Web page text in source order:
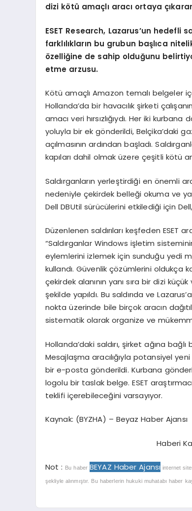
dizi kötü amaçlı aracı ortaya
ESET Research, Lazarus’un hedefli
farklılıkların bu grubun başlıca
özelliğine de sahip olduğunu
etme arzusu.
Kötü amaçlı Amazon temalı belgeler
Hollanda’da bir havacılık şirketi
amacı veri hırsızlığıydı. Her iki
yoluyla bir ek gönderildi, Belçika’daki
açılmasının ardından başladı.
kapıları dahil olmak üzere çeşitli kötü
Saldırganların yerleştirdiği en önemli
nedeniyle çekirdek belleği okuma ve
Dell DBUtil sürücülerini etkilediği için
Düzenlenen saldırıları keşfeden ESET
“Saldırganlar Windows işletim
eylemlerini izlemek için sunduğu yedi
kullandı. Güvenlik çözümlerini oldukça
çekirdek alanının yanı sıra bir dizi
şekilde yapıldı. Bu saldırıda ve
nokta üzerinde bile birçok aracın
sistematik olarak organize ve
Hollanda’daki saldırı, şirket ağına
Mesajlaşma aracılığıyla potansiyel
bir e-posta gönderildi. Kurbana
logolu bir taslak belge. ESET
teklifi içerebileceğini varsayıyor.
Kaynak: (BYZHA) – Beyaz Haber Ajansı
Haberi
Not : Bu haber BEYAZ Haber Ajansı internet
şekliyle alınmıştır. Bu haberlerin hukuki muhatabı haber